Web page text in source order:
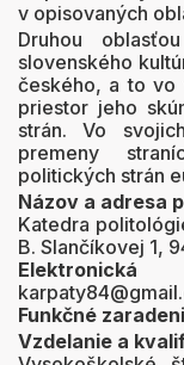
v opisovaných
Druhou
slovenského
českého, a to vo
priestor jeho
strán. Vo
premeny
politických strán
Názov a adresa
Katedra
B. Slančíkovej 1,
Funkčné
Vzdelanie a